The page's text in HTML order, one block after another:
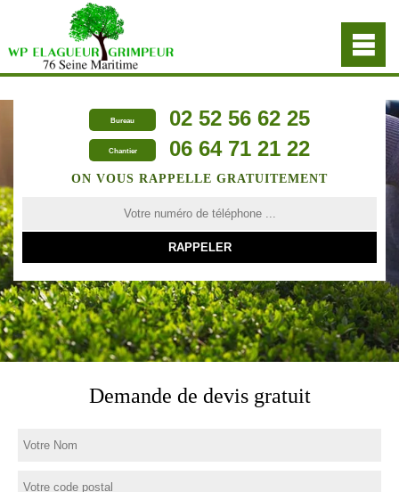
Bureau 02 52 56 62 25
Chantier 06 64 71 21 22
ON VOUS RAPPELLE GRATUITEMENT
Demande de devis gratuit